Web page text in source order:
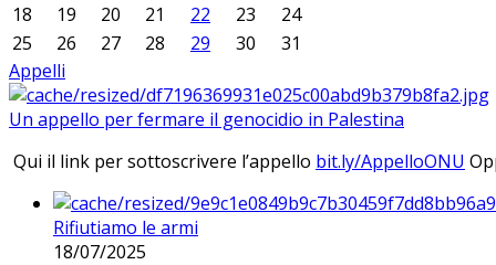
18
19 20 21 22 23
24
25
26 27 28 29 30
31
Appelli
Un appello per fermare il genocidio in Palestina
Qui il link per sottoscrivere l’appello bit.ly/AppelloONU
Rifiutiamo le armi
18/07/2025